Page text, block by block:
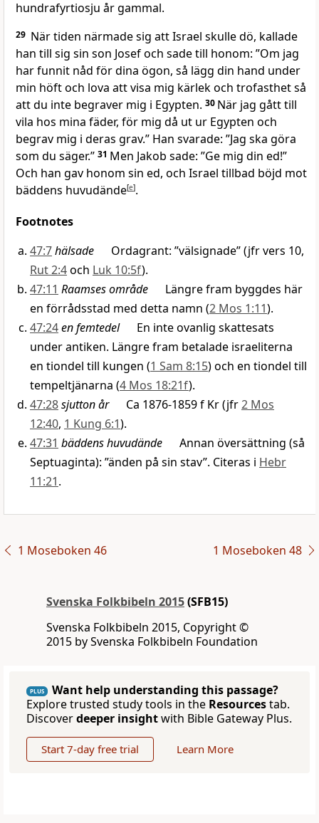
hundrafyrtiosju år gammal.
29 När tiden närmade sig att Israel skulle dö, kallade
han till sig sin son Josef och sade till honom: ”Om jag
har funnit nåd för dina ögon, så lägg din hand under
min höft och lova att visa mig kärlek och trofasthet så
att du inte begraver mig i Egypten. 30 När jag gått till
vila hos mina fäder, för mig då ut ur Egypten och
begrav mig i deras grav.” Han svarade: ”Jag ska göra
som du säger.” 31 Men Jakob sade: ”Ge mig din ed!”
Och han gav honom sin ed, och Israel tillbad böjd mot
bäddens huvudände[e].
Footnotes
47:7hälsade Ordagrant: ”välsignade” (jfr vers 10,
Rut 2:4och Luk 10:5f).
47:11 Raamses område Längre fram byggdes här
en förrådsstad med detta namn (2 Mos 1:11).
47:24en femtedelEn inte ovanlig skattesats
under antiken. Längre fram betalade israeliterna
en tiondel till kungen (1 Sam 8:15) och en tiondel till
tempeltjänarna (4 Mos 18:21f).
47:28sjutton årCa 1876-1859 f Kr (jfr2 Mos
12:40, 1 Kung 6:1).
47:31 bäddens huvudände Annan översättning (så
Septuaginta): ”änden på sin stav”. Citeras i Hebr
11:21.
1 Moseboken 46 1 Moseboken 48
Svenska Folkbibeln 2015(SFB15)
Svenska Folkbibeln 2015, Copyright ©
2015 by Svenska Folkbibeln Foundation
PLUS
Want help understanding this passage?
Explore trusted study tools in the Resourcestab.
Discoverdeeper insightwith Bible Gateway Plus.
Start 7-day free trial Learn More